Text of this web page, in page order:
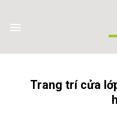
content
Trang trí cửa